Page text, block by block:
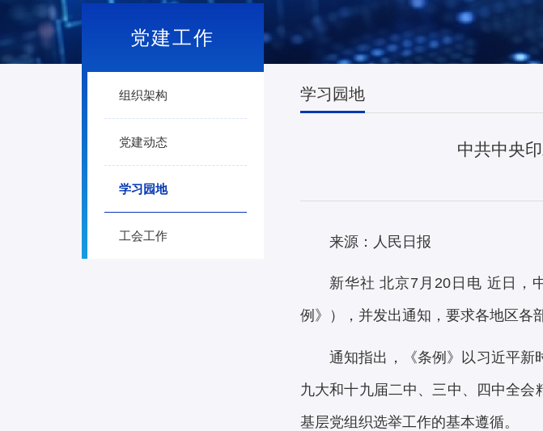
党建工作
组织架构
党建动态
学习园地
工会工作
学习园地
中共中央
来源：人民日报
新华社 北京7月20日电 近日，
例》），并发出通知，要求各地区各
通知指出，《条例》以习近平新
九大和十九届二中、三中、四中全
基层党组织选举工作的基本遵循。